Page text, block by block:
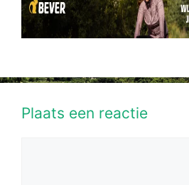
Plaats een reactie